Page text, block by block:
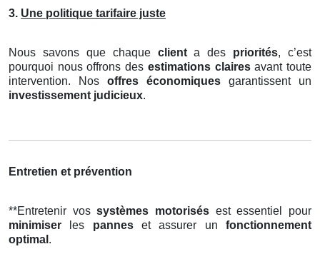
3. Une politique tarifaire juste
Nous savons que chaque clienta des priorités, c’est
pourquoi nous offrons des estimations clairesavant toute
intervention. Nos offres économiques garantissent un
investissement judicieux.
Entretien et prévention
**Entretenir vossystèmes motorisés est essentiel pour
minimiser les panneset assurer unfonctionnement
optimal .